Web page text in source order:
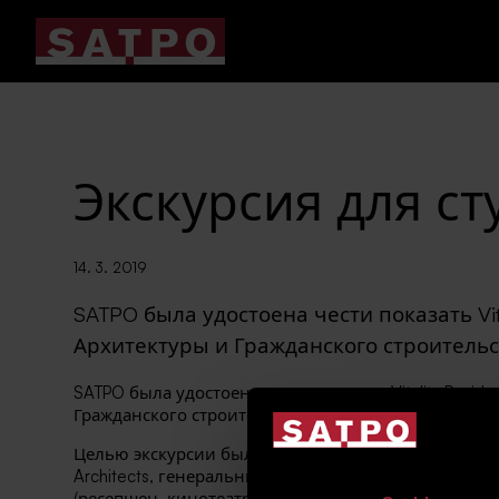
Экскурсия для
14. 3. 2019
SATPO была удостоена чести показать
Архитектуры и Гражданского
SATPO была удостоена чести показать Vitality
Гражданского строительства в FSv ČVUT, будущим
Целью экскурсии была краткая презентация
Architects, генеральный подрядчик Metrostav) и